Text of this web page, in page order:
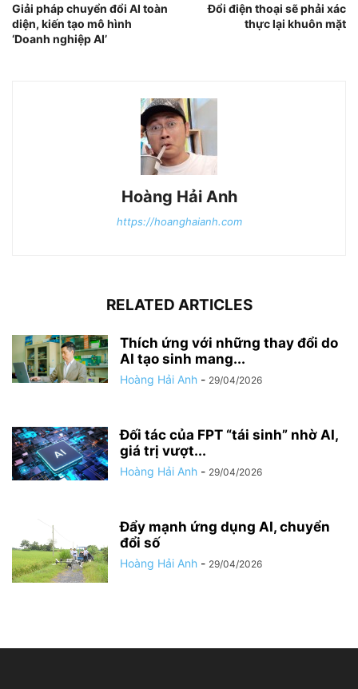
Giải pháp chuyển đổi AI toàn
diện, kiến tạo mô hình
‘Doanh nghiệp AI’
Đổi điện thoại sẽ phải xác
thực lại khuôn mặt
Hoàng Hải Anh
https://hoanghaianh.com
RELATED ARTICLES
Thích ứng với những thay đổi do
AI tạo sinh mang...
Hoàng Hải Anh - 29/04/2026
Đối tác của FPT “tái sinh” nhờ AI,
giá trị vượt...
Hoàng Hải Anh - 29/04/2026
Đẩy mạnh ứng dụng AI, chuyển
đổi số
Hoàng Hải Anh - 29/04/2026